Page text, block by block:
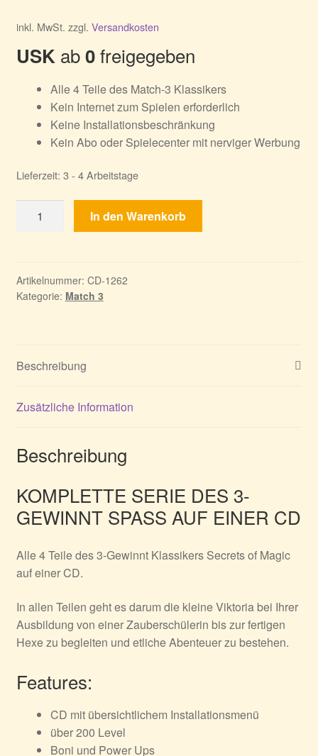
inkl. MwSt. zzgl. Versandkosten
USK ab0freigegeben
Alle 4 Teile des Match-3 Klassikers
Kein Internet zum Spielen erforderlich
Keine Installationsbeschränkung
Kein Abo oder Spielecenter mit nerviger Werbung
Lieferzeit: 3 - 4 Arbeitstage
4
Menge
In den Warenkorb
Artikelnummer: CD-1262
Kategorie: Match 3
Beschreibung
Zusätzliche Information
Beschreibung
KOMPLETTE SERIE DES 3-
GEWINNT SPASS AUF EINER CD
Alle 4 Teile des 3-Gewinnt Klassikers Secrets of Magic
auf einer CD.
In allen Teilen geht es darum die kleine Viktoria bei Ihrer
Ausbildung von einer Zauberschülerin bis zur fertigen
Hexe zu begleiten und etliche Abenteuer zu bestehen.
Features:
CD mit übersichtlichem Installationsmenü
über 200 Level
Boni und Power Ups